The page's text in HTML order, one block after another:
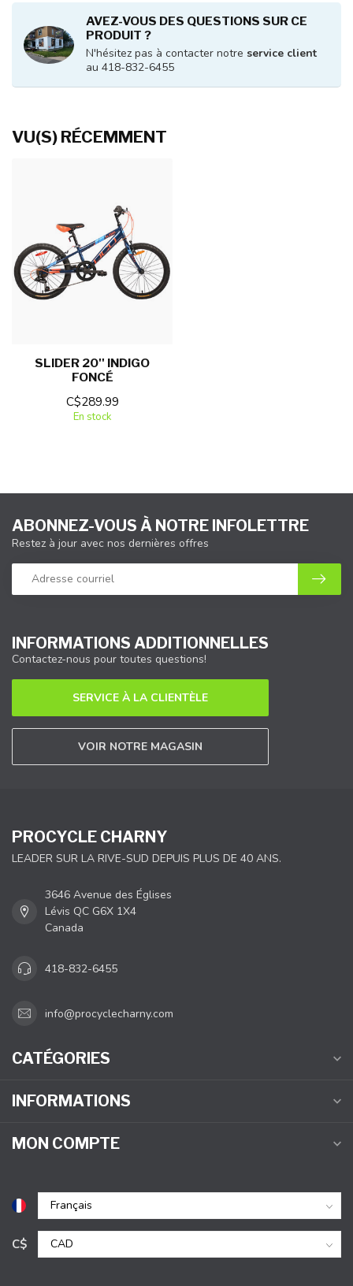
AVEZ-VOUS DES QUESTIONS SUR CE
PRODUIT ?
N'hésitez pas à contacter notre service client
au 418-832-6455
VU(S) RÉCEMMENT
SLIDER 20'' INDIGO
FONCÉ
C$289.99
En stock
INFORMATIONS ADDITIONNELLES
Contactez-nous pour toutes questions!
SERVICE À LA CLIENTÈLE
VOIR NOTRE MAGASIN
ABONNEZ-VOUS À NOTRE INFOLETTRE
Restez à jour avec nos dernières offres
PROCYCLE CHARNY
LEADER SUR LA RIVE-SUD DEPUIS PLUS DE 40 ANS.
3646 Avenue des Églises
Lévis QC G6X 1X4
Canada
418-832-6455
info@procyclecharny.com
CATÉGORIES
INFORMATIONS
MON COMPTE
C$